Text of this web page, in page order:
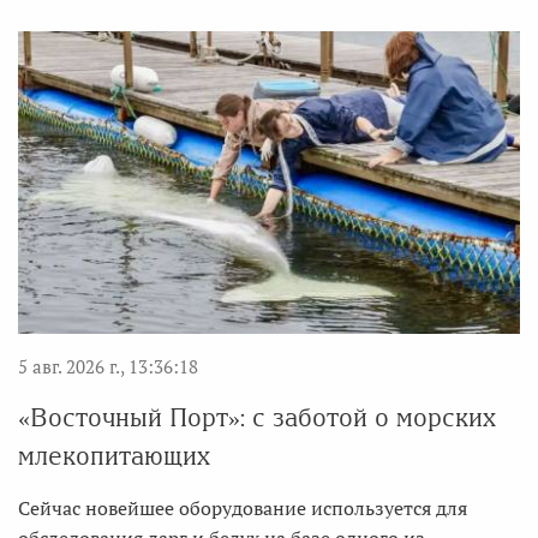
5 авг. 2026 г., 13:36:18
«Восточный Порт»: с заботой о морских
млекопитающих
Сейчас новейшее оборудование используется для